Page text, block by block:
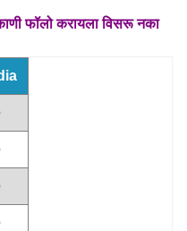
फॉलो करायला विसरू नका